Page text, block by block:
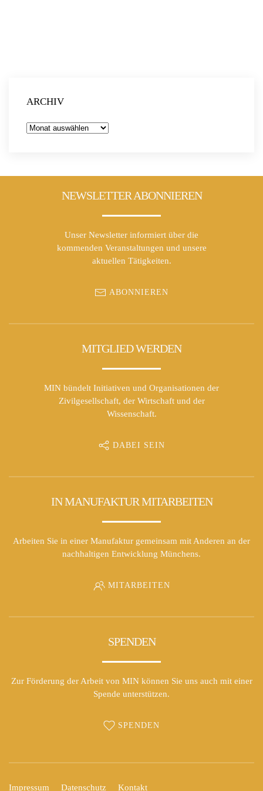
ARCHIV
Archiv
NEWSLETTER ABONNIEREN
Unser Newsletter informiert über die
kommenden Veranstaltungen und unsere
aktuellen Tätigkeiten.
ABONNIEREN
MITGLIED WERDEN
MIN bündelt Initiativen und Organisationen der
Zivilgesellschaft, der Wirtschaft und der
Wissenschaft.
DABEI SEIN
IN MANUFAKTUR MITARBEITEN
Arbeiten Sie in einer Manufaktur gemeinsam mit Anderen an der
nachhaltigen Entwicklung Münchens.
MITARBEITEN
SPENDEN
Zur Förderung der Arbeit von MIN können Sie uns auch mit einer
Spende unterstützen.
SPENDEN
Impressum Datenschutz Kontakt